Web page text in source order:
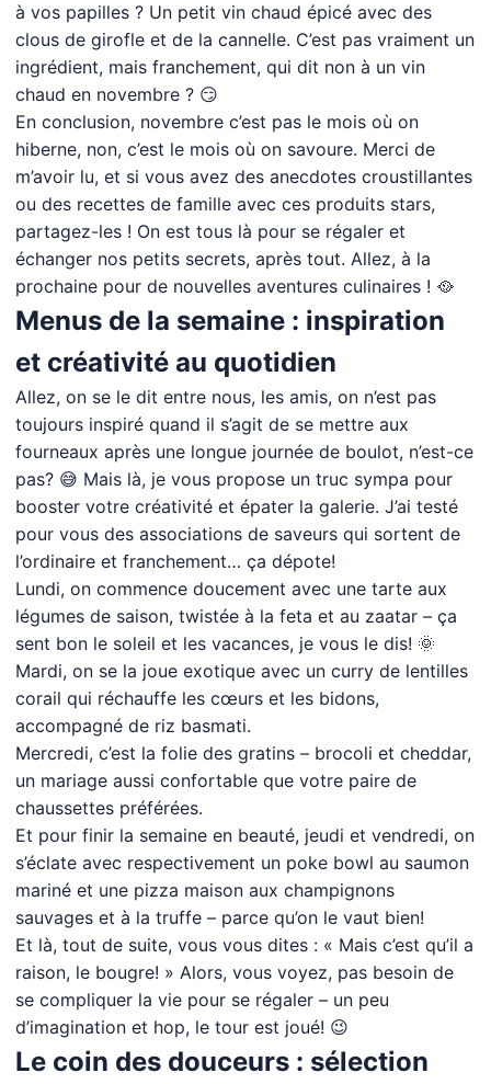
à vos papilles ? Un petit vin chaud épicé avec des
clous de girofle et de la cannelle. C’est pas vraiment un
ingrédient, mais franchement, qui dit non à un vin
chaud en novembre ? 😏
En conclusion, novembre c’est pas le mois où on
hiberne, non, c’est le mois où on savoure. Merci de
m’avoir lu, et si vous avez des anecdotes croustillantes
ou des recettes de famille avec ces produits stars,
partagez-les ! On est tous là pour se régaler et
échanger nos petits secrets, après tout. Allez, à la
prochaine pour de nouvelles aventures culinaires ! 🥘
Menus de la semaine : inspiration
et créativité au quotidien
Allez, on se le dit entre nous, les amis, on n’est pas
toujours inspiré quand il s’agit de se mettre aux
fourneaux après une longue journée de boulot, n’est-ce
pas? 😅 Mais là, je vous propose un truc sympa pour
booster votre créativité et épater la galerie. J’ai testé
pour vous des associations de saveurs qui sortent de
l’ordinaire et franchement… ça dépote!
Lundi, on commence doucement avec une tarte aux
légumes de saison, twistée à la feta et au zaatar – ça
sent bon le soleil et les vacances, je vous le dis! 🌞
Mardi, on se la joue exotique avec un curry de lentilles
corail qui réchauffe les cœurs et les bidons,
accompagné de riz basmati.
Mercredi, c’est la folie des gratins – brocoli et cheddar,
un mariage aussi confortable que votre paire de
chaussettes préférées.
Et pour finir la semaine en beauté, jeudi et vendredi, on
s’éclate avec respectivement un poke bowl au saumon
mariné et une pizza maison aux champignons
sauvages et à la truffe – parce qu’on le vaut bien!
Et là, tout de suite, vous vous dites : « Mais c’est qu’il a
raison, le bougre! » Alors, vous voyez, pas besoin de
se compliquer la vie pour se régaler – un peu
d’imagination et hop, le tour est joué! 😉
Le coin des douceurs : sélection